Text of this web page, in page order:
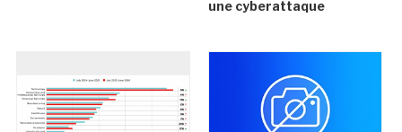
une cyberattaque